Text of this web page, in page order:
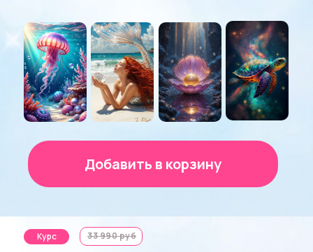
Добавить в корзину
Курс 33 990 руб